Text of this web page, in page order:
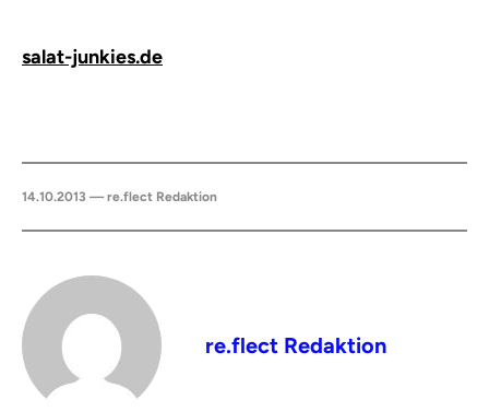
salat-junkies.de
14.10.2013 — re.flect Redaktion
re.flect Redaktion